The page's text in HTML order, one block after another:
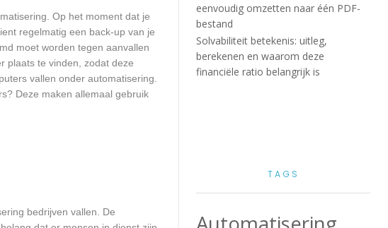
Op het moment dat je
regelmatig een back-up van je
moet worden tegen aanvallen
plaats te vinden, zodat deze
vallen onder automatisering.
Deze maken allemaal gebruik
bedrijven vallen. De
eenvoudig omzetten naar één PDF-
bestand
Solvabiliteit betekenis: uitleg,
berekenen en waarom deze
financiële ratio belangrijk is
TAGS